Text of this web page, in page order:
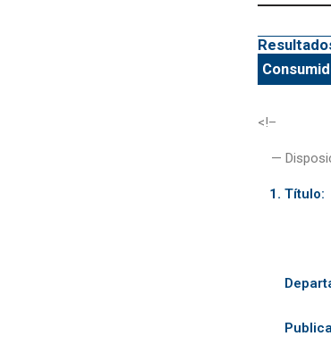
<!–
—
Título: